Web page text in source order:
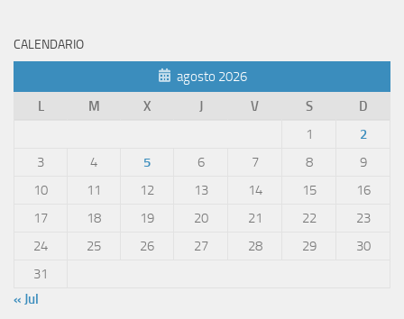
CALENDARIO
agosto 2026
L
M X J V S
D
1
2
3
4 5 6 7 8
9
10
11 12 13 14 15
16
17
18 19 20 21 22
23
24
25 26 27 28 29
30
31
« Jul